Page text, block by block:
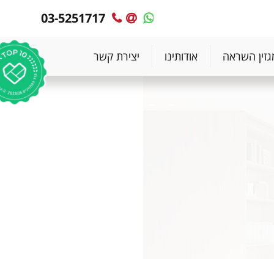
MyPlace
MyPlace
עימנו
קשר
03-5251717
השראה אודותינו יצירת קשר